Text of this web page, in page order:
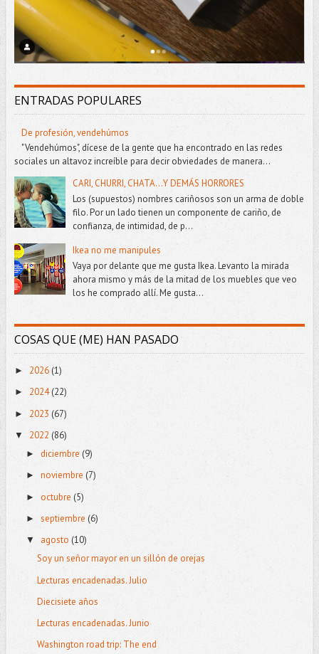
ENTRADAS POPULARES
De profesión, vendehúmos
"Vendehúmos", dícese de la gente que ha encontrado en las redes
sociales un altavoz increíble para decir obviedades de manera...
CARI, CHURRI, CHATA...Y DEMÁS HORRORES
Los (supuestos) nombres cariñosos son un arma de doble
filo. Por un lado tienen un componente de cariño, de
confianza, de intimidad, de p...
Ikea no me manipules
Vaya por delante que me gusta Ikea. Levanto la mirada
ahora mismo y más de la mitad de los muebles que veo
los he comprado allí. Me gusta...
COSAS QUE (ME) HAN PASADO
► 2026(1)
► 2024(22)
► 2023 (67)
▼ 2022 (86)
► diciembre (9)
► noviembre (7)
► octubre (5)
► septiembre (6)
▼ agosto (10)
Soy un señor mayor en un sillón de orejas
Lecturas encadenadas. Julio
Diecisiete años
Lecturas encadenadas. Junio
Washington road trip: The end